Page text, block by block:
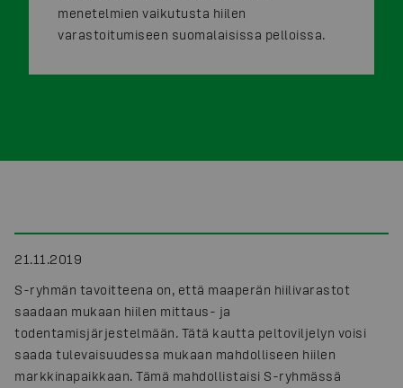
menetelmien vaikutusta hiilen
varastoitumiseen suomalaisissa pelloissa.
21.11.2019
S-ryhmän tavoitteena on, että maaperän hiilivarastot
saadaan mukaan hiilen mittaus- ja
todentamisjärjestelmään. Tätä kautta peltoviljelyn voisi
saada tulevaisuudessa mukaan mahdolliseen hiilen
markkinapaikkaan. Tämä mahdollistaisi S-ryhmässä